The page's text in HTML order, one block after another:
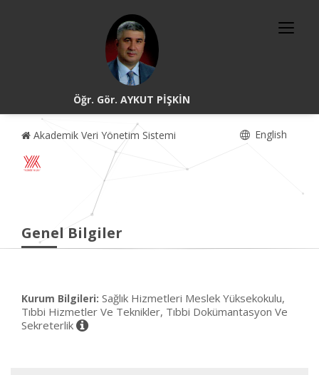
Öğr. Gör. AYKUT PİŞKİN
Akademik Veri Yönetim Sistemi English
Genel Bilgiler
Kurum Bilgileri: Sağlık Hizmetleri Meslek Yüksekokulu,
Tıbbi Hizmetler Ve Teknikler, Tıbbi Dokümantasyon Ve
Sekreterlik